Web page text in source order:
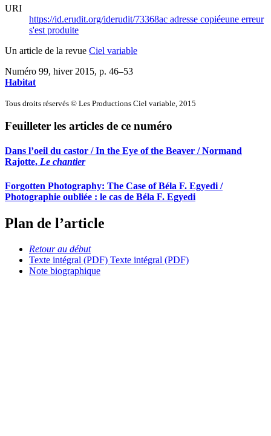
URI
https://id.erudit.org/iderudit/73368ac adresse copiéeune erreur
s'est produite
Un article de la revue Ciel variable
Numéro 99, hiver 2015, p. 46–53
Habitat
Tous droits réservés © Les Productions Ciel variable, 2015
Feuilleter les articles de ce numéro
Dans l’oeil du castor / In the Eye of the Beaver / Normand
Rajotte, Le chantier
Forgotten Photography: The Case of Béla F. Egyedi /
Photographie oubliée : le cas de Béla F. Egyedi
Plan de l’article
Retour au début
Texte intégral (PDF) Texte intégral (PDF)
Note biographique